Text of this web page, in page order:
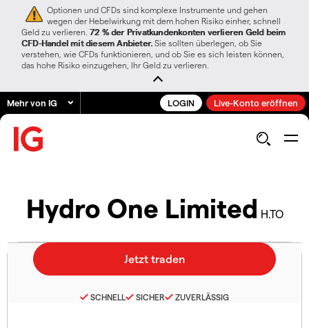
Optionen und CFDs sind komplexe Instrumente und gehen
wegen der Hebelwirkung mit dem hohen Risiko einher, schnell
Geld zu verlieren. 72 % der Privatkundenkonten verlieren Geld beim
CFD-Handel mit diesem Anbieter. Sie sollten überlegen, ob Sie
verstehen, wie CFDs funktionieren, und ob Sie es sich leisten können,
das hohe Risiko einzugehen, Ihr Geld zu verlieren.
Mehr von IG LOGIN Live-Konto eröffnen
Hydro One Limited H.TO
SCHNELL SICHER ZUVERLÄSSIG